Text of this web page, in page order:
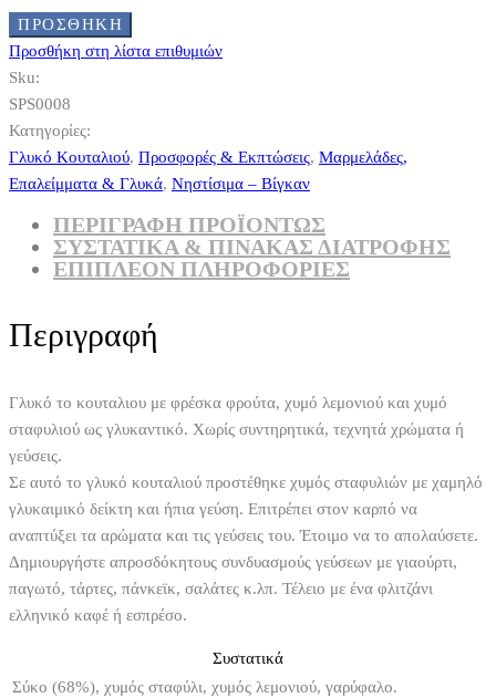
ΠΡΟΣΘΉΚΗ
Προσθήκη στη λίστα επιθυμιών
Sku:
SPS0008
Κατηγορίες:
Γλυκό Κουταλιού, Προσφορές & Εκπτώσεις, Μαρμελάδες,
Επαλείμματα & Γλυκά, Νηστίσιμα – Βίγκαν
ΠΕΡΙΓΡΑΦΗ ΠΡΟΪΟΝΤΩΣ
ΣΥΣΤΑΤΙΚΆ & ΠΊΝΑΚΑΣ ΔΙΑΤΡΟΦΉΣ
ΕΠΙΠΛΈΟΝ ΠΛΗΡΟΦΟΡΊΕΣ
Περιγραφή
Γλυκό το κουταλιου με φρέσκα φρούτα, χυμό λεμονιού και χυμό
σταφυλιού ως γλυκαντικό. Χωρίς συντηρητικά, τεχνητά χρώματα ή
γεύσεις.
Σε αυτό το γλυκό κουταλιού προστέθηκε χυμός σταφυλιών με χαμηλό
γλυκαιμικό δείκτη και ήπια γεύση. Επιτρέπει στον καρπό να
αναπτύξει τα αρώματα και τις γεύσεις του. Έτοιμο να το απολαύσετε.
Δημιουργήστε απροσδόκητους συνδυασμούς γεύσεων με γιαούρτι,
παγωτό, τάρτες, πάνκεϊκ, σαλάτες κ.λπ. Τέλειο με ένα φλιτζάνι
ελληνικό καφέ ή εσπρέσο.
Συστατικά
Σύκο (68%), χυμός σταφύλι, χυμός λεμονιού, γαρύφαλο.